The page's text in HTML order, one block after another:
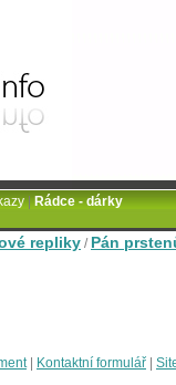
repliky / Pán
| Kontaktní formulář
|Rádce - dárky